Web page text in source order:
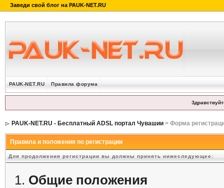
PAUK-NET.RU Правила форума
PAUK-NET.RU - Бесплатный ADSL портал Чувашии> Форма
Правила и положения по регистрации
Для продолжения регистрации вы должны принять нижеследующее:
Общие положения